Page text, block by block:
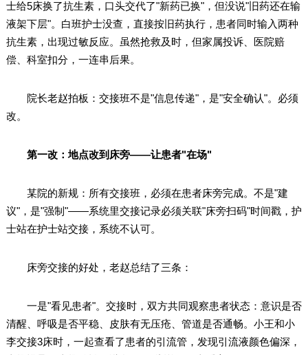
士给5床换了抗生素，口头交代了"新药已换"，但没说"旧药还在输
液架下层"。白班护士没查，直接按旧药执行，患者同时输入两种
抗生素，出现过敏反应。虽然抢救及时，但家属投诉、医院赔
偿、科室扣分，一连串后果。
院长老赵拍板：交接班不是"信息传递"，是"安全确认"。必须
改。
第一改：地点改到床旁——让患者"在场"
某院的新规：所有交接班，必须在患者床旁完成。不是"建
议"，是"强制"——系统里交接记录必须关联"床旁扫码"时间戳，护
士站在护士站交接，系统不认可。
床旁交接的好处，老赵总结了三条：
一是"看见患者"。交接时，双方共同观察患者状态：意识是否
清醒、呼吸是否平稳、皮肤有无压疮、管道是否通畅。小王和小
李交接3床时，一起查看了患者的引流管，发现引流液颜色偏深，